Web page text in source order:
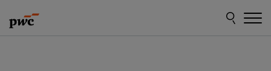
to
content
to
footer